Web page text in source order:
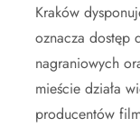
Kraków
oznacza dostęp
nagraniowych
mieście działa
producentów